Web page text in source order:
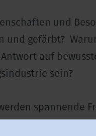
und
und gefärbt?
auf
sein?
spannende
Löcher im T-Shirt